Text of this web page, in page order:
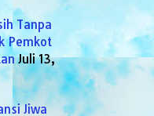
Tanpa
Pemkot
Juli 13,
Jiwa